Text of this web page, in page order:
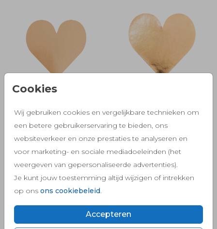
Cookies
Wij gebruiken cookies en vergelijkbare technieken om
een betere gebruikerservaring te bieden, ons
websiteverkeer en onze prestaties te analyseren en
voor marketing- en sociale mediadoeleinden (het
weergeven van gepersonaliseerde advertenties).
Je kunt jouw toestemming altijd wijzigen of intrekken
op ons ons cookiebeleid.
Accepteren